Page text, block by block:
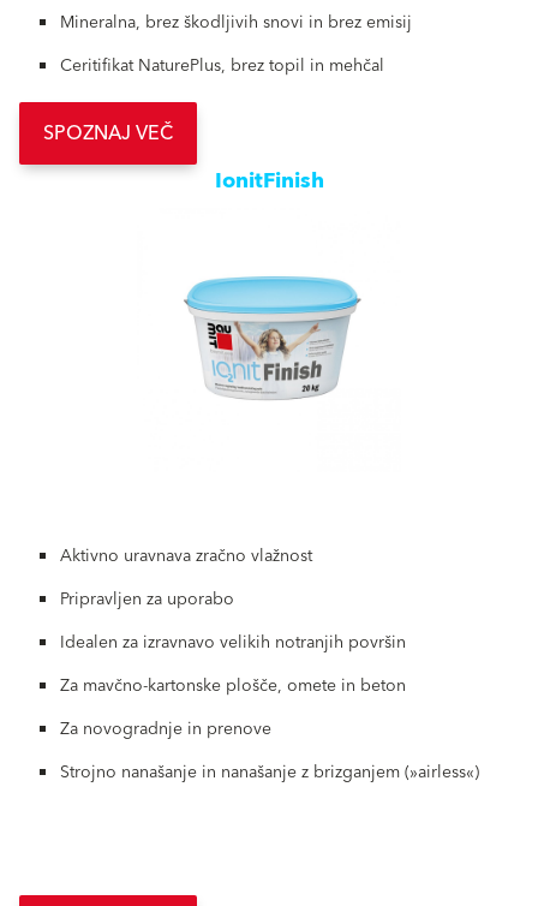
Mineralna, brez škodljivih snovi in brez emisij
Ceritifikat NaturePlus, brez topil in mehčal
SPOZNAJ VEČ
IonitFinish
Aktivno uravnava zračno vlažnost
Pripravljen za uporabo
Idealen za izravnavo velikih notranjih površin
Za mavčno-kartonske plošče, omete in beton
Za novogradnje in prenove
Strojno nanašanje in nanašanje z brizganjem (»airless«)